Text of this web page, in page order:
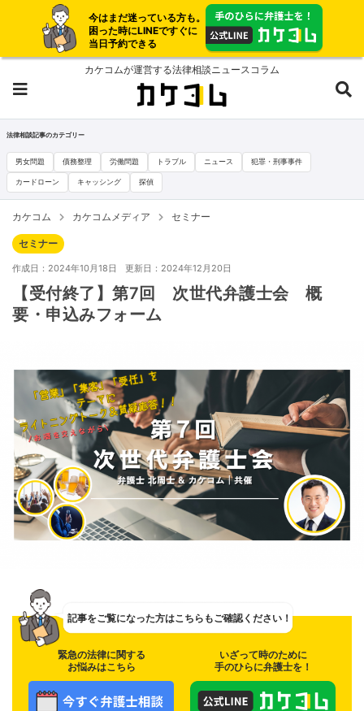
今はまだ迷っている方も。
困った時にLINEですぐに
当日予約できる
カケコムが運営する法律相談ニュースコラム
法律相談記事のカテゴリー
男女問題 債務整理 労働問題 トラブル ニュース 犯罪・刑事事件
カードローン キャッシング 探偵
カケコム カケコムメディア セミナー
セミナー
作成日：2024年10月18日 更新日：2024年12月20日
【受付終了】第7回 次世代弁護士会 概
要・申込みフォーム
記事をご覧になった方はこちらもご確認ください！
緊急の法律に関する
お悩みはこちら
いざって時のために
手のひらに弁護士を！